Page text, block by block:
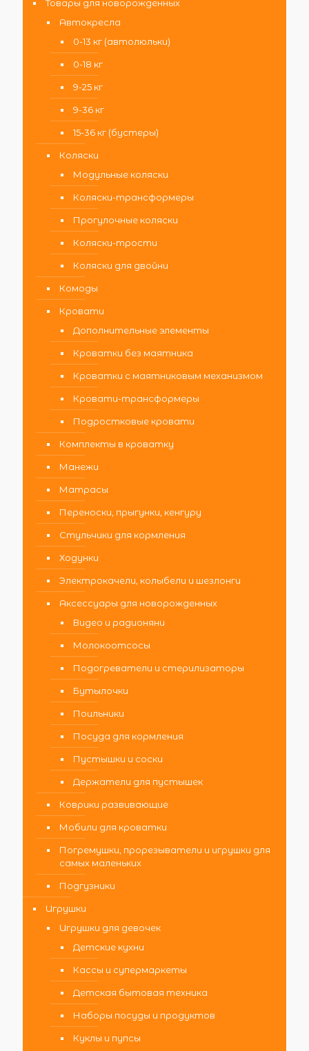
Товары для новорожденных
Автокресла
0-13 кг (автолюльки)
0-18 кг
9-25 кг
9-36 кг
15-36 кг (бустеры)
Коляски
Модульные коляски
Коляски-трансформеры
Прогулочные коляски
Коляски-трости
Коляски для двойни
Комоды
Кровати
Дополнительные элементы
Кроватки без маятника
Кроватки с маятниковым механизмом
Кровати-трансформеры
Подростковые кровати
Комплекты в кроватку
Манежи
Матрасы
Переноски, прыгунки, кенгуру
Стульчики для кормления
Ходунки
Электрокачели, колыбели и шезлонги
Аксессуары для новорожденных
Видео и радионяни
Молокоотсосы
Подогреватели и стерилизаторы
Бутылочки
Поильники
Посуда для кормления
Пустышки и соски
Держатели для пустышек
Коврики развивающие
Мобили для кроватки
Погремушки, прорезыватели и игрушки для
самых маленьких
Подгузники
Игрушки
Игрушки для девочек
Детские кухни
Кассы и супермаркеты
Детская бытовая техника
Наборы посуды и продуктов
Куклы и пупсы